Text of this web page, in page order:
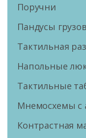
Поручни
Пандусы
Тактильная
Напольные
Тактильные
Мнемосхемы с
Контрастная